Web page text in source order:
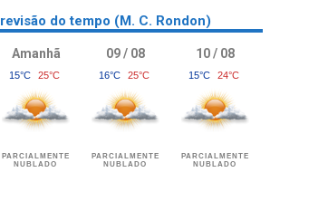
do tempo (M. C. Rondon)
Amanhã
15°C 25°C
PARCIALMENTE
NUBLADO
09 / 08
16°C 25°C
PARCIALMENTE
NUBLADO
10 / 08
15°C 24°C
PARCIALMENTE
NUBLADO